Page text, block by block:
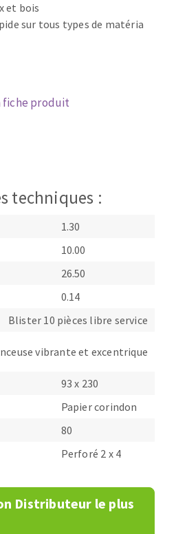
LE TRAVAIL DU MÉTAL
et bois
sur tous types de matéria
fiche produit
techniques :
1.30
10.00
26.50
0.14
Blister 10 pièces libre service
vibrante et excentrique
93 x 230
Papier corindon
80
Perforé 2 x 4
Distributeur le plus